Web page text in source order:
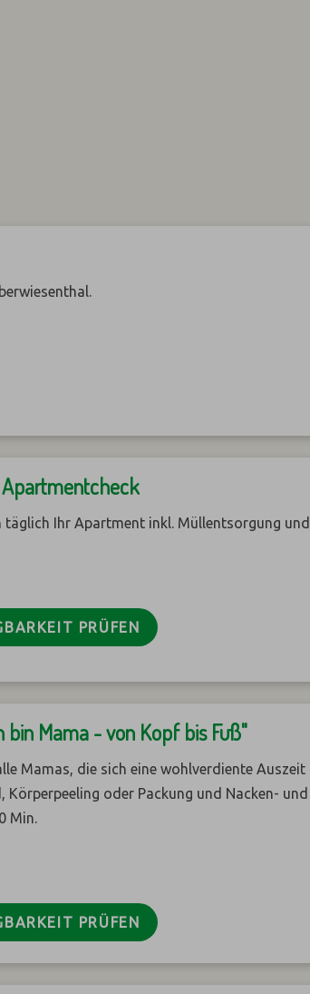
täglich Ihr Apartment inkl. Müllentsorgung
PRÜFEN
bin Mama - von Kopf bis Fuß"
Mamas, die sich eine wohlverdiente
Körperpeeling oder Packung und Nacken-
Min.
PRÜFEN